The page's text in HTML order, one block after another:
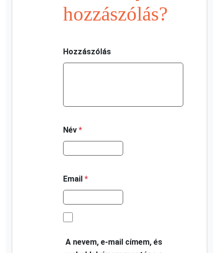
hozzászólás?
Hozzászólás
Név *
Email *
A nevem, e-mail címem, és